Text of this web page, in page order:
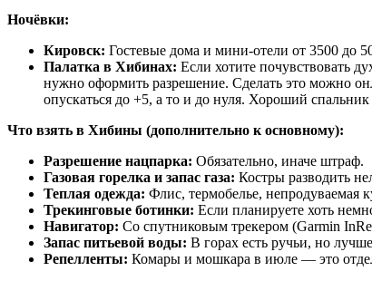
Ночёвки:
Кировск: Гостевые дома и мини-отели от 3500 до
Палатка в Хибинах: Если хотите почувствовать
нужно оформить разрешение. Сделать это можно
опускаться до +5, а то и до нуля. Хороший спальник
Что взять в Хибины (дополнительно к основному):
Разрешение нацпарка: Обязательно, иначе штраф.
Газовая горелка и запас газа: Костры разводить
Теплая одежда: Флис, термобелье, непродуваемая
Трекинговые ботинки: Если планируете хоть
Навигатор: Со спутниковым трекером (Garmin
Запас питьевой воды: В горах есть ручьи, но
Репелленты: Комары и мошкара в июле — это